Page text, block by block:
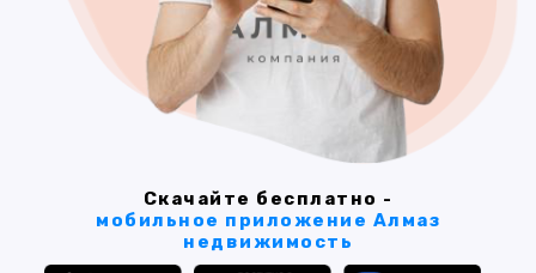
Скачайте бесплатно -
мобильное приложение Алмаз
недвижимость